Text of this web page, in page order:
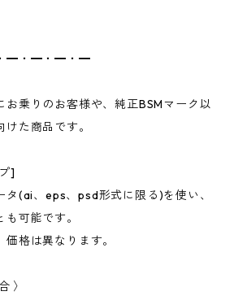
━・━・━・━
お乗りのお客様や、純正BSMマーク以
た商品です。
]
タ(ai、eps、psd形式に限る)を使い、
可能です。
格は異なります。
〉